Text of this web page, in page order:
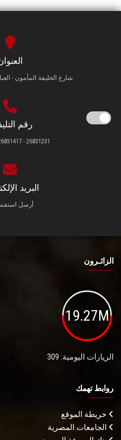
شارع الخليفة المأمون -
رقم
26831231 - 26831417 - 26831474
البريد
أرسل
الزائـرون
19.27M
الزيارات اليومية: 309
روابط تهمك
خريطة الموقع
الجامعات المصرية